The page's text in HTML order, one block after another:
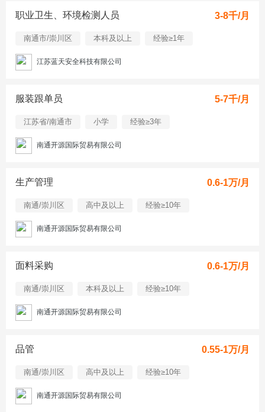
职业卫生、环境检测人员 3-8千/月
南通市/崇川区 本科及以上 经验≥1年
江苏蓝天安全科技有限公司
服装跟单员 5-7千/月
江苏省/南通市 小学 经验≥3年
南通开源国际贸易有限公司
生产管理 0.6-1万/月
南通/崇川区 高中及以上 经验≥10年
南通开源国际贸易有限公司
面料采购 0.6-1万/月
南通/崇川区 本科及以上 经验≥10年
南通开源国际贸易有限公司
品管 0.55-1万/月
南通/崇川区 高中及以上 经验≥10年
南通开源国际贸易有限公司